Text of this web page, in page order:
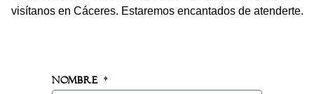
visítanos en Cáceres. Estaremos encantados de atenderte.
Nombre *